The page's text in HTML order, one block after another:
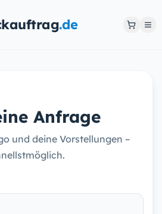
.de
Anfrage
und deine Vorstellungen –